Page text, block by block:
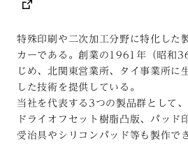
特殊印刷や二次加工分野に特化した
カーである。創業の1961年（昭和
じめ、北関東営業所、タイ事業所に
した技術を提供している。
当社を代表する3つの製品群として
ドライオフセット樹脂凸版、パッド
受治具やシリコンパッド等も製作で